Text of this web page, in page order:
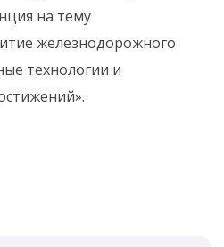
на тему
железнодорожного
технологии и